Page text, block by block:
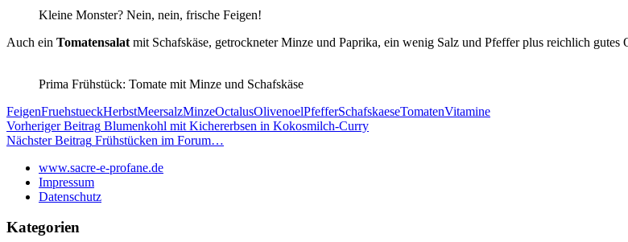
Kleine Monster? Nein, nein, frische Feigen!
Auch ein Tomatensalat mit Schafskäse, getrockneter Minze und Paprika, ein wenig Salz und Pfeffer plus reichlich
Prima Frühstück: Tomate mit Minze und Schafskäse
FeigenFruehstueckHerbstMeersalzMinzeOctalusOlivenoelPfefferSchafskaeseTomatenVitamine
Beitragsnavigation
Vorheriger Beitrag Blumenkohl mit Kichererbsen in Kokosmilch-Curry
Nächster Beitrag Frühstücken im Forum…
www.sacre-e-profane.de
Impressum
Datenschutz
Kategorien